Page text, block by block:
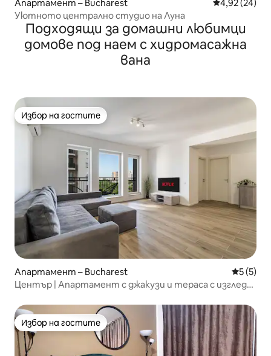
Апартамент – Bucharest Средна
4,92 (24)
Уютното централно студио на Луна
Подходящи за домашни любимци
домове под наем с хидромасажна
вана
Избор на гостите
Избор на гостите
Апартамент – Bucharest Средна
5 (5)
Център | Апартамент с джакузи и тераса с изглед
Избор на гостите
Избор на гостите